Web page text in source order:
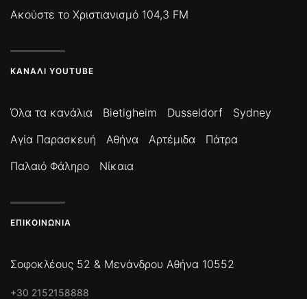
Ακούστε το Χριστιανισμό 104,3 FM
ΚΑΝΆΛΙ YOUTUBE
Όλα τα κανάλια Bietigheim Dusseldorf
Sydney
Αγία Παρασκευή
Αθήνα Αρτέμιδα
Πάτρα
Παλαιό Φάληρο
Νίκαια
ΕΠΙΚΟΙΝΩΝΊΑ
Σοφοκλέους 52 & Μενάνδρου Αθήνα 10552
+30 2152158888